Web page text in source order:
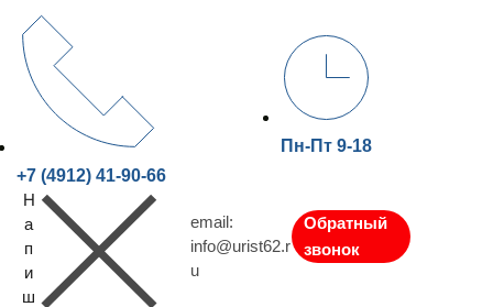
+7 (4912) 41-90-66
Пн-Пт 9-18
Н
а
п
и
ш
email:
info@urist62.r
u
Обратный
звонок